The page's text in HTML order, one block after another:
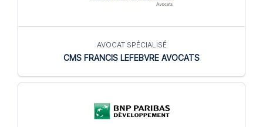
AVOCAT SPÉCIALISÉ
CMS FRANCIS LEFEBVRE AVOCATS